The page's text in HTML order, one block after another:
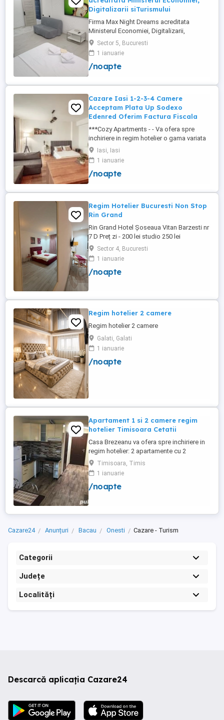
Digitalizarii siTurismului
Firma Max Night Dreams acreditata
Ministerul Economiei, Digitalizarii,
Antreprenoriatului si Turismului închiriază
in regim hotelier in zona Drumul Taberei -
Ghencea diferite tipuri de camere Camera
single cu o suprafață totală de 16mp
cu o suprafață totală de ...
Sector 5, Bucuresti
1 ianuarie
/noapte
Cazare Iasi 1-2-3-4 Camere
Acceptam Plata Up Sodexo
Edenred Oferim Factura Fiscala
***Cozy Apartments - - Va ofera spre
inchiriere in regim hotelier o gama variata
de apartamente si garsoniere situate in
puncte cheie ale orasului doar in
complexe rezidentiale noi: *Zona Palas
Mall - Centru - Complex Lazar Residence;
Residence; *Zona Palas Mall - ...
Iasi, Iasi
1 ianuarie
/noapte
Regim Hotelier Bucuresti Non Stop
Rin Grand
Rin Grand Hotel Șoseaua Vitan Barzesti nr
7 D Preț zi - 200 lei studio 250 lei
apartament
Sector 4, Bucuresti
1 ianuarie
/noapte
Regim hotelier 2 camere
Regim hotelier 2 camere
Galati, Galati
1 ianuarie
/noapte
Apartament 1 si 2 camere regim
hotelier Timisoara Cetatii
Casa Brezeanu va ofera spre inchiriere in
regim hotelier: 2 apartamente cu 2
dormitoare, baie si bucatarie proprie. (4
locuri cazare in fiecare apartament) 1
apartament cu 1 dormitor, baie si
bucatarie proprie. (3 locuri cazare) Fiecare
Timisoara, Timis
1 ianuarie
/noapte
Cazare24 Anunțuri Bacau Onesti Cazare - Turism
Categorii
Județe
Localități
Descarcă aplicația Cazare24